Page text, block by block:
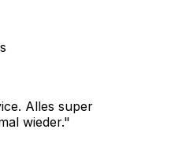
Alles super
wieder."